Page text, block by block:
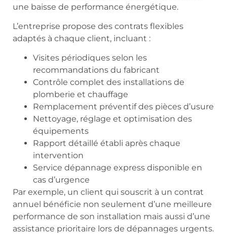
une baisse de performance énergétique.
L’entreprise propose des contrats flexibles
adaptés à chaque client, incluant :
Visites périodiques selon les
recommandations du fabricant
Contrôle complet des installations de
plomberie et chauffage
Remplacement préventif des pièces d’usure
Nettoyage, réglage et optimisation des
équipements
Rapport détaillé établi après chaque
intervention
Service dépannage express disponible en
cas d’urgence
Par exemple, un client qui souscrit à un contrat
annuel bénéficie non seulement d’une meilleure
performance de son installation mais aussi d’une
assistance prioritaire lors de dépannages urgents.